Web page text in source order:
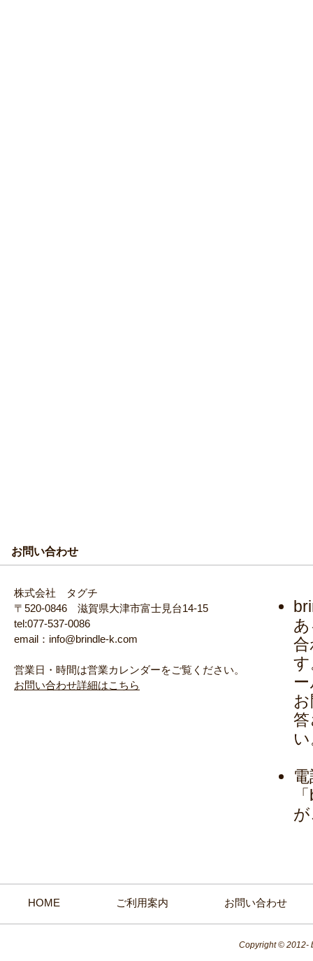
お問い合わせ
株式会社 タグチ
〒520-0846 滋賀県大津市富士見台14-15
tel:077-537-0086
email：info@brindle-k.com
営業日・時間は営業カレンダーをご覧ください。
お問い合わせ詳細はこちら
HOME ご利用案内 お問い合わせ
Copyright © 2012-